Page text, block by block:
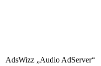
AdsWizz „Audio AdServer“